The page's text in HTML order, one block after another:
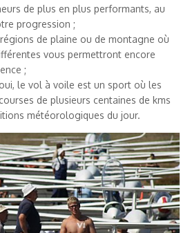
de plus en plus performants, au
progression ;
de plaine ou de montagne où
vous permettront encore
;
le vol à voile est un sport où les
de plusieurs centaines de kms
météorologiques du jour.